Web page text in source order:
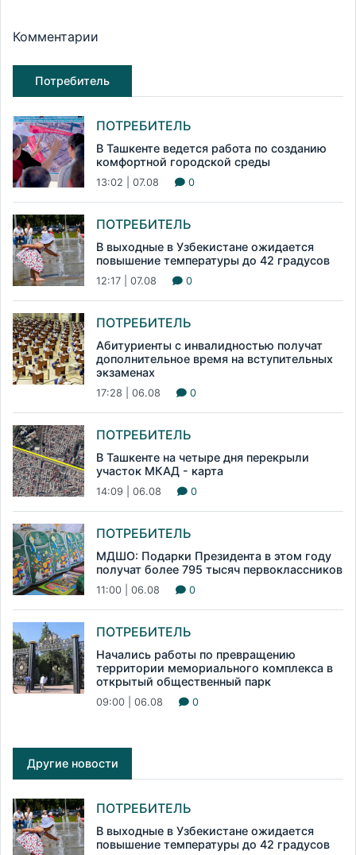
Комментарии
Потребитель
ПОТРЕБИТЕЛЬ
В Ташкенте ведется работа по созданию
комфортной городской среды
13:02 | 07.08 0
ПОТРЕБИТЕЛЬ
В выходные в Узбекистане ожидается
повышение температуры до 42 градусов
12:17 | 07.08 0
ПОТРЕБИТЕЛЬ
Абитуриенты с инвалидностью получат
дополнительное время на вступительных
экзаменах
17:28 | 06.08 0
ПОТРЕБИТЕЛЬ
В Ташкенте на четыре дня перекрыли
участок МКАД - карта
14:09 | 06.08 0
ПОТРЕБИТЕЛЬ
МДШО: Подарки Президента в этом году
получат более 795 тысяч первоклассников
11:00 | 06.08 0
ПОТРЕБИТЕЛЬ
Начались работы по превращению
территории мемориального комплекса в
открытый общественный парк
09:00 | 06.08 0
Другие новости
ПОТРЕБИТЕЛЬ
В выходные в Узбекистане ожидается
повышение температуры до 42 градусов